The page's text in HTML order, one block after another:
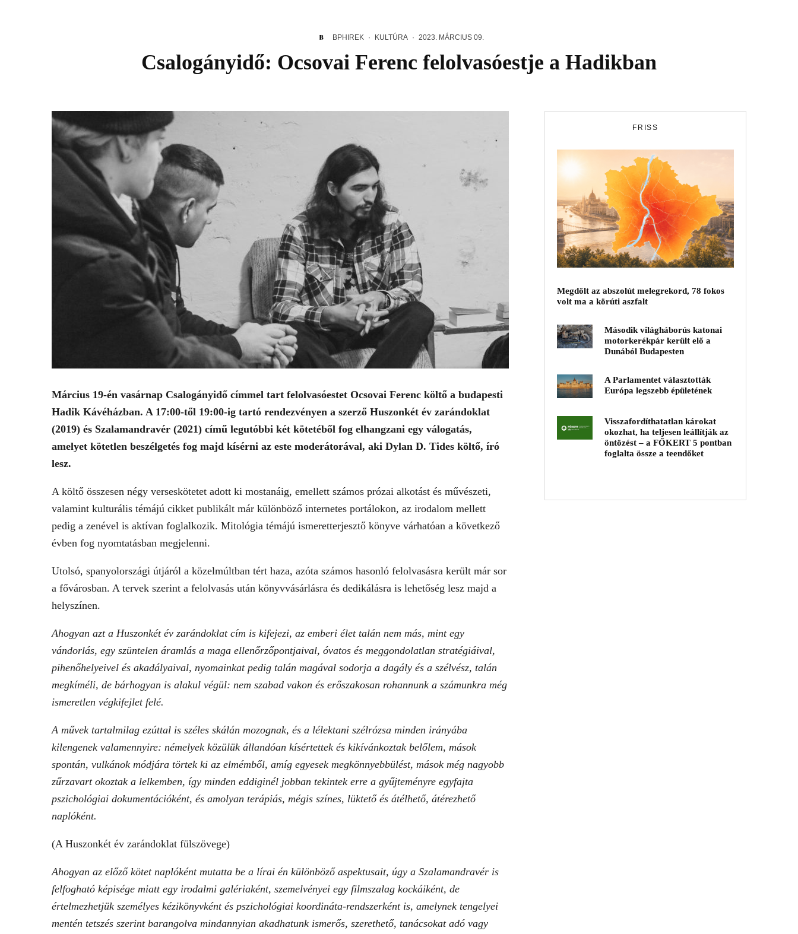
BPHIREK · KULTÚRA · 2023. MÁRCIUS 09.
Csalogányidő: Ocsovai Ferenc felolvasóestje a Hadikban
Március 19-én vasárnap Csalogányidő címmel tart felolvasóestet Ocsovai Ferenc költő a budapesti
Hadik Kávéházban. A 17:00-től 19:00-ig tartó rendezvényen a szerző Huszonkét év zarándoklat
(2019) és Szalamandravér (2021) című legutóbbi két kötetéből fog elhangzani egy válogatás,
amelyet kötetlen beszélgetés fog majd kísérni az este moderátorával, aki Dylan D. Tides költő, író
lesz.
A költő összesen négy verseskötetet adott ki mostanáig, emellett számos prózai alkotást és művészeti,
valamint kulturális témájú cikket publikált már különböző internetes portálokon, az irodalom mellett
pedig a zenével is aktívan foglalkozik. Mitológia témájú ismeretterjesztő könyve várhatóan a következő
évben fog nyomtatásban megjelenni.
Utolsó, spanyolországi útjáról a közelmúltban tért haza, azóta számos hasonló felolvasásra került már sor
a fővárosban. A tervek szerint a felolvasás után könyvvásárlásra és dedikálásra is lehetőség lesz majd a
helyszínen.
Ahogyan azt a Huszonkét év zarándoklat cím is kifejezi, az emberi élet talán nem más, mint egy
vándorlás, egy szüntelen áramlás a maga ellenőrzőpontjaival, óvatos és meggondolatlan stratégiáival,
pihenőhelyeivel és akadályaival, nyomainkat pedig talán magával sodorja a dagály és a szélvész, talán
megkíméli, de bárhogyan is alakul végül: nem szabad vakon és erőszakosan rohannunk a számunkra még
ismeretlen végkifejlet felé.
A művek tartalmilag ezúttal is széles skálán mozognak, és a lélektani szélrózsa minden irányába
kilengenek valamennyire: némelyek közülük állandóan kísértettek és kikívánkoztak belőlem, mások
spontán, vulkánok módjára törtek ki az elmémből, amíg egyesek megkönnyebbülést, mások még nagyobb
zűrzavart okoztak a lelkemben, így minden eddiginél jobban tekintek erre a gyűjteményre egyfajta
pszichológiai dokumentációként, és amolyan terápiás, mégis színes, lüktető és átélhető, átérezhető
naplóként.
(A Huszonkét év zarándoklat fülszövege)
Ahogyan az előző kötet naplóként mutatta be a lírai én különböző aspektusait, úgy a Szalamandravér is
felfogható képisége miatt egy irodalmi galériaként, szemelvényei egy filmszalag kockáiként, de
értelmezhetjük személyes kézikönyvként és pszichológiai koordináta-rendszerként is, amelynek tengelyei
mentén tetszés szerint barangolva mindannyian akadhatunk ismerős, szerethető, tanácsokat adó vagy
FRISS
Megdőlt az abszolút melegrekord, 78 fokos
volt ma a körúti aszfalt
Második világháborús katonai
motorkerékpár került elő a
Dunából Budapesten
A Parlamentet választották
Európa legszebb épületének
Visszafordíthatatlan károkat
okozhat, ha teljesen leállítják az
öntözést – a FŐKERT 5 pontban
foglalta össze a teendőket